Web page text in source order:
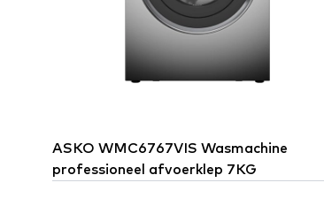
ASKO WMC6767VIS Wasmachine
professioneel afvoerklep 7KG